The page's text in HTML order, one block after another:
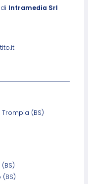
Intramedia Srl
(BS)